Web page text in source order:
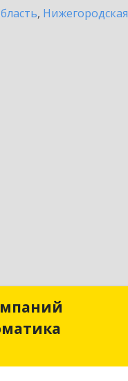
, Нижегородская
компаний